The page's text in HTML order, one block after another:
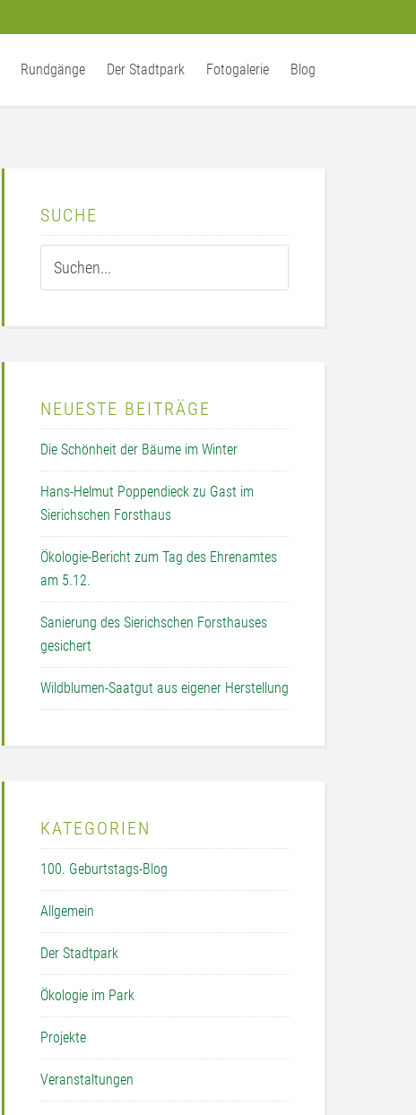
Rundgänge Der Stadtpark Fotogalerie Blog
SUCHE
NEUESTE BEITRÄGE
Die Schönheit der Bäume im Winter
Hans-Helmut Poppendieck zu Gast im
Sierichschen Forsthaus
Ökologie-Bericht zum Tag des Ehrenamtes
am 5.12.
Sanierung des Sierichschen Forsthauses
gesichert
Wildblumen-Saatgut aus eigener Herstellung
KATEGORIEN
100. Geburtstags-Blog
Allgemein
Der Stadtpark
Ökologie im Park
Projekte
Veranstaltungen